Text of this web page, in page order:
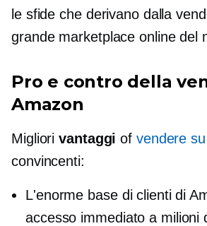
le sfide che derivano dalla
grande marketplace online del
Pro e contro della
Amazon
Migliorivantaggi of vendere
convincenti:
L'enorme base di clienti di
accesso immediato a milioni